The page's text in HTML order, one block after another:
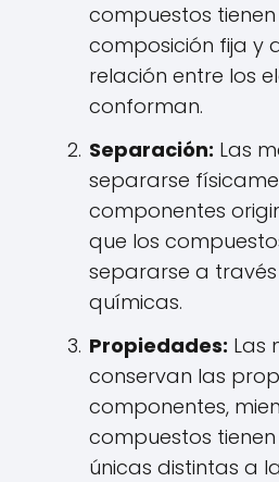
compuestos
composición fija y
relación entre los
conforman.
Separación: Las
separarse
componentes
que los
separarse a
químicas.
Propiedades: Las
conservan las
componentes,
compuestos
únicas distintas a